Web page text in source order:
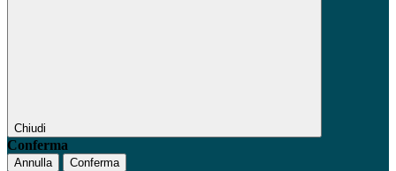
Chiudi
Conferma
Annulla Conferma